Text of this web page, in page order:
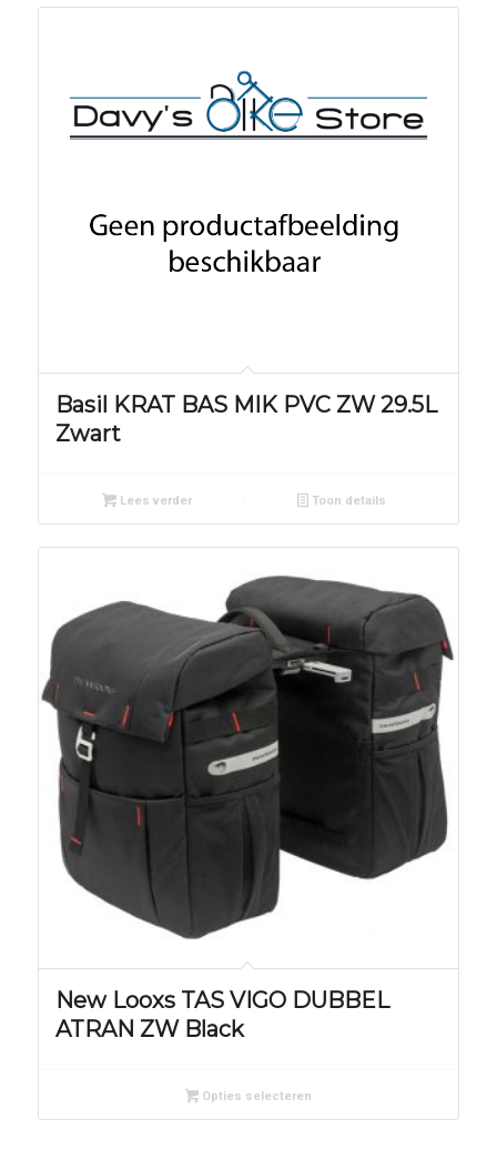
Basil KRAT BAS MIK PVC ZW 29.5L
Zwart
Lees verder Toon details
New Looxs TAS VIGO DUBBEL
ATRAN ZW Black
Opties selecteren